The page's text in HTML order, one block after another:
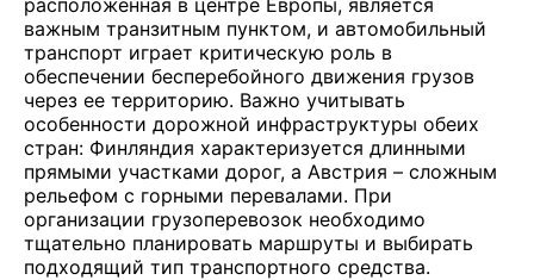
расположенная в центре Европы, является
важным транзитным пунктом, и автомобильный
транспорт играет критическую роль в
обеспечении бесперебойного движения грузов
через ее территорию. Важно учитывать
особенности дорожной инфраструктуры обеих
стран: Финляндия характеризуется длинными
прямыми участками дорог, а Австрия – сложным
рельефом с горными перевалами. При
организации грузоперевозок необходимо
тщательно планировать маршруты и выбирать
подходящий тип транспортного средства.